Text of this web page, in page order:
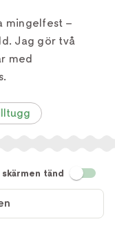
mingelfest –
Jag gör två
med
skärmen tänd